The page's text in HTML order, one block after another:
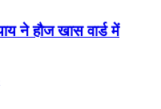
ने हौज खास वार्ड में